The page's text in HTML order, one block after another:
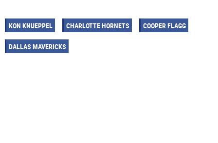
KON KNUEPPEL CHARLOTTE HORNETS COOPER FLAGG
DALLAS MAVERICKS